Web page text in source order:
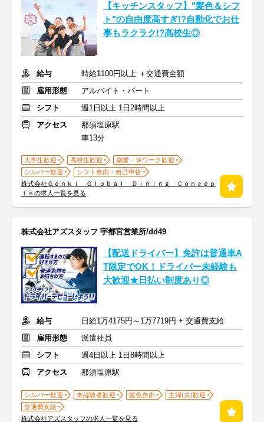
【キッチンスタッフ】"髪色＆シフ
ト"の自由度高すぎ!?自動化でお仕
事もラクラク!?高校生◎
給与
時給1100円以上 ＋交通費全額
雇用形態
アルバイト・パート
シフト
週1日以上 1日2時間以上
アクセス
那須塩原駅
車13分
大学生歓迎 高校生歓迎
副業・Ｗワーク歓迎
シルバー歓迎
シフト自由・自己申告
株式会社Ｇｅｎｋｉ Ｇｌｏｂａｌ Ｄｉｎｉｎｇ Ｃｏｎｃｅｐ
ｔｓの求人一覧を見る
株式会社アズスタッフ 宇都宮営業所/dd49
【配送ドライバー】免許は普通車A
T限定でOK！ドライバー未経験も
大歓迎★日払い制度あり◎
給与
日給1万4175円～1万7719円 + 交通費支給
雇用形態
派遣社員
シフト
週4日以上 1日8時間以上
アクセス
那須塩原駅
シルバー歓迎 未経験者歓迎 髪色自由
主婦(夫)歓迎
交通費支給
株式会社アズスタッフの求人一覧を見る